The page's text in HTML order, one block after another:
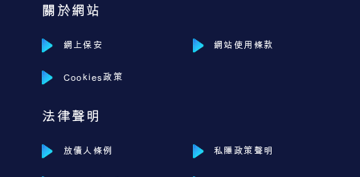
關於網站
網上保安 網站使用條款
Cookies政策
法律聲明
放債人條例 私隱政策聲明